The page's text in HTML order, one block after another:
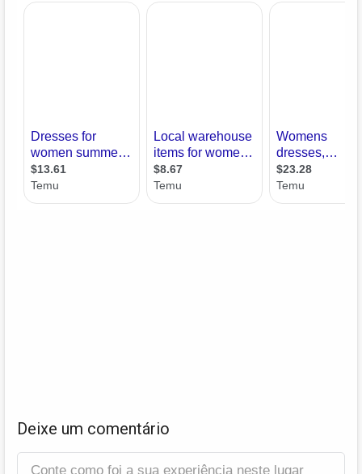
Deixe um comentário